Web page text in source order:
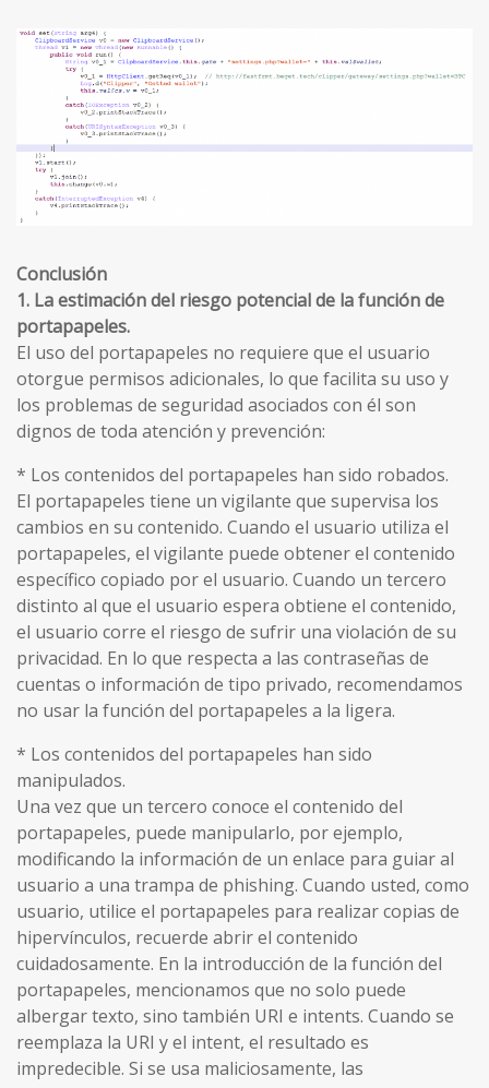
Conclusión
1. La estimación del riesgo potencial de la función de
portapapeles.
El uso del portapapeles no requiere que el usuario
otorgue permisos adicionales, lo que facilita su uso y
los problemas de seguridad asociados con él son
dignos de toda atención y prevención:
* Los contenidos del portapapeles han sido robados.
El portapapeles tiene un vigilante que supervisa los
cambios en su contenido. Cuando el usuario utiliza el
portapapeles, el vigilante puede obtener el contenido
específico copiado por el usuario. Cuando un tercero
distinto al que el usuario espera obtiene el contenido,
el usuario corre el riesgo de sufrir una violación de su
privacidad. En lo que respecta a las contraseñas de
cuentas o información de tipo privado, recomendamos
no usar la función del portapapeles a la ligera.
* Los contenidos del portapapeles han sido
manipulados.
Una vez que un tercero conoce el contenido del
portapapeles, puede manipularlo, por ejemplo,
modificando la información de un enlace para guiar al
usuario a una trampa de phishing. Cuando usted, como
usuario, utilice el portapapeles para realizar copias de
hipervínculos, recuerde abrir el contenido
cuidadosamente. En la introducción de la función del
portapapeles, mencionamos que no solo puede
albergar texto, sino también URI e intents. Cuando se
reemplaza la URI y el intent, el resultado es
impredecible. Si se usa maliciosamente, las